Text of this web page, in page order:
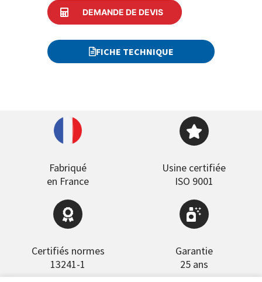
DEMANDE DE DEVIS
FICHE TECHNIQUE
Fabriqué
en France
Usine certifiée
ISO 9001
Certifiés normes
13241-1
Garantie
25 ans